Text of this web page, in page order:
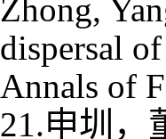
Zhong,
dispersal
Annals of
21.申圳，